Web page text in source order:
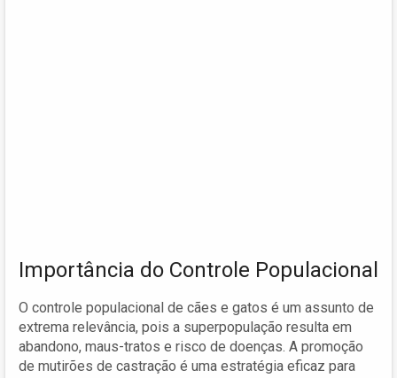
Importância do Controle Populacional
O controle populacional de cães e gatos é um assunto de
extrema relevância, pois a superpopulação resulta em
abandono, maus-tratos e risco de doenças. A promoção
de mutirões de castração é uma estratégia eficaz para